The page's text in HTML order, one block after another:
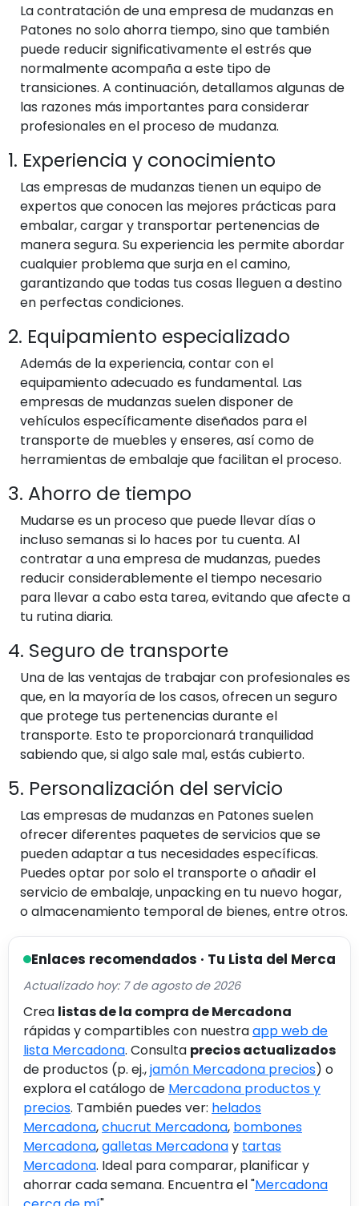
La contratación de una empresa de mudanzas en
Patones no solo ahorra tiempo, sino que también
puede reducir significativamente el estrés que
normalmente acompaña a este tipo de
transiciones. A continuación, detallamos algunas de
las razones más importantes para considerar
profesionales en el proceso de mudanza.
1. Experiencia y conocimiento
Las empresas de mudanzas tienen un equipo de
expertos que conocen las mejores prácticas para
embalar, cargar y transportar pertenencias de
manera segura. Su experiencia les permite abordar
cualquier problema que surja en el camino,
garantizando que todas tus cosas lleguen a destino
en perfectas condiciones.
2. Equipamiento especializado
Además de la experiencia, contar con el
equipamiento adecuado es fundamental. Las
empresas de mudanzas suelen disponer de
vehículos específicamente diseñados para el
transporte de muebles y enseres, así como de
herramientas de embalaje que facilitan el proceso.
3. Ahorro de tiempo
Mudarse es un proceso que puede llevar días o
incluso semanas si lo haces por tu cuenta. Al
contratar a una empresa de mudanzas, puedes
reducir considerablemente el tiempo necesario
para llevar a cabo esta tarea, evitando que afecte a
tu rutina diaria.
4. Seguro de transporte
Una de las ventajas de trabajar con profesionales es
que, en la mayoría de los casos, ofrecen un seguro
que protege tus pertenencias durante el
transporte. Esto te proporcionará tranquilidad
sabiendo que, si algo sale mal, estás cubierto.
5. Personalización del servicio
Las empresas de mudanzas en Patones suelen
ofrecer diferentes paquetes de servicios que se
pueden adaptar a tus necesidades específicas.
Puedes optar por solo el transporte o añadir el
servicio de embalaje, unpacking en tu nuevo hogar,
o almacenamiento temporal de bienes, entre otros.
Enlaces recomendados · Tu Lista del Merca
Actualizado hoy: 7 de agosto de 2026
Crea listas de la compra de Mercadona
rápidas y compartibles con nuestraapp web de
lista Mercadona. Consulta precios actualizados
de productos (p. ej.,jamón Mercadona precios) o
explora el catálogo de Mercadona productos y
precios. También puedes ver: helados
Mercadona,chucrut Mercadona, bombones
Mercadona,galletas Mercadonay tartas
Mercadona. Ideal para comparar, planificar y
ahorrar cada semana. Encuentra el "Mercadona